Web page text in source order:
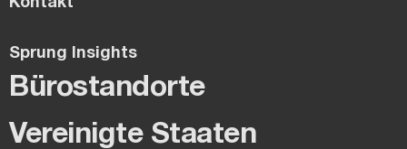
Kontakt
Sprung Insights
Bürostandorte
Vereinigte Staaten